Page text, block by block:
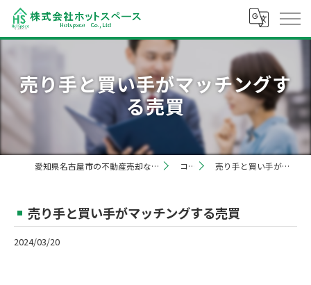
売り手と買い手がマッチングす
る売買
愛知県名古屋市の不動産売却なら株式会社ホットスペース コラム 売り手と買い手がマッチングする売買
売り手と買い手がマッチングする売買
2024/03/20